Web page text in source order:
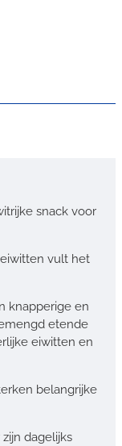
snack voor
vult het
knapperige en
etende
eiwitten en
belangrijke
dagelijks